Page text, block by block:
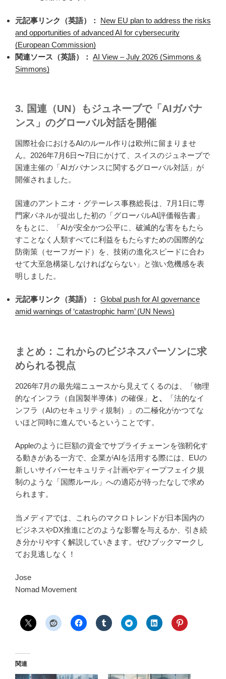
元記事リンク（英語）：
New EU plan to address the risks
and opportunities of advanced AI for cybersecurity
(European Commission)
関連ソース（英語）： AI View – July 2026 (Simmons &
Simmons)
3. 国連（UN）もジュネーブで「AIガバナ
ンス」のグローバル対話を開催
国際社会におけるAIのルール作りは欧州に留まりませ
ん。2026年7月6日〜7日にかけて、スイスのジュネーブで
国連主催の「AIガバナンスに関するグローバル対話」が
開催されました。
国連のアントニオ・グテーレス事務総長は、7月1日に専
門家パネルが提出した初の「グローバルAI評価報告書」
をもとに、「AIが安全かつ公平に、破滅的な害をもたら
すことなく人類すべてに利益をもたらすための国際的な
防衛策（セーフガード）を、技術の進化スピードに合わ
せて大至急構築しなければならない」と強い危機感を表
明しました。
元記事リンク（英語）： Global push for AI governance
amid warnings of ‘catastrophic harm’ (UN News)
まとめ：これからのビジネスパーソンに求
められる視点
2026年7月の最先端ニュースから見えてくるのは、「物理
的なインフラ（自国製半導体）の確保」
と、
「法的なイ
ンフラ（AIのセキュリティ規制）」の二極化がかつてな
いほど同時に進んでいるということです。
Appleのように巨額の資金でサプライチェーンを強靭化す
る動きがある一方で、企業がAIを活用する際には、EUの
新しいサイバーセキュリティ計画やディープフェイク規
制のような「国際ルール」への適応が待ったなしで求め
られます。
当メディアでは、これらのマクロトレンドが日本国内の
ビジネスやDX推進にどのような影響を与えるか、引き続
き分かりやすく解説していきます。ぜひブックマークし
てお見逃しなく！
Jose
Nomad Movement
関連